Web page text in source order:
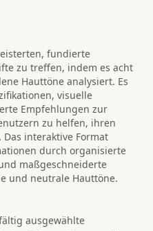
fundierte
zu treffen, indem es acht
Hauttöne analysiert. Es
visuelle
Empfehlungen zur
zu helfen, ihren
interaktive Format
durch organisierte
maßgeschneiderte
und neutrale Hauttöne.
ausgewählte